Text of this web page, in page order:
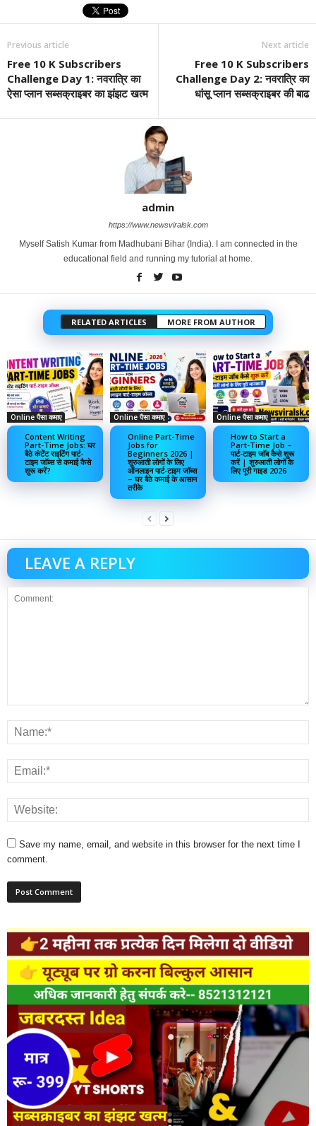
Previous article
Free 10 K Subscribers
Challenge Day 1: नवरात्रि का
ऐसा प्लान सब्सक्राइबर का झंझट खत्म
Next article
Free 10 K Subscribers
Challenge Day 2: नवरात्रि का
धांसू प्लान सब्सक्राइबर की बाढ
admin
https://www.newsviralsk.com
Myself Satish Kumar from Madhubani Bihar (India). I am connected in the
educational field and running my tutorial at home.
RELATED ARTICLES MORE FROM AUTHOR
Online पैसा कमाए
Content Writing
Part-Time Jobs: घर
बैठे कंटेंट राइटिंग पार्ट-
टाइम जॉब्स से कमाई कैसे
शुरू करें?
Online पैसा कमाए
Online Part-Time
Jobs for
Beginners 2026 |
शुरुआती लोगों के लिए
ऑनलाइन पार्ट-टाइम जॉब्स
– घर बैठे कमाई के आसान
तरीके
Online पैसा कमाए
How to Start a
Part-Time Job –
पार्ट-टाइम जॉब कैसे शुरू
करें | शुरुआती लोगों के
लिए पूरी गाइड 2026
LEAVE A REPLY
Save my name, email, and website in this browser for the next time I
comment.